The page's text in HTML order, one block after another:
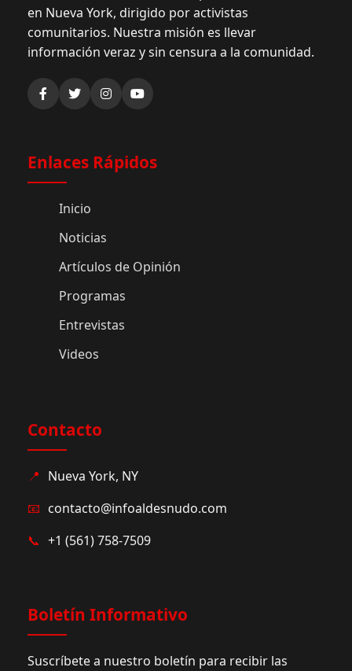
en Nueva York, dirigido por activistas
comunitarios. Nuestra misión es llevar
información veraz y sin censura a la comunidad.
Enlaces Rápidos
Inicio
Noticias
Artículos de Opinión
Programas
Entrevistas
Videos
Contacto
📍 Nueva York, NY
📧 contacto@infoaldesnudo.com
📞 +1 (561) 758-7509
Boletín Informativo
Suscríbete a nuestro boletín para recibir las